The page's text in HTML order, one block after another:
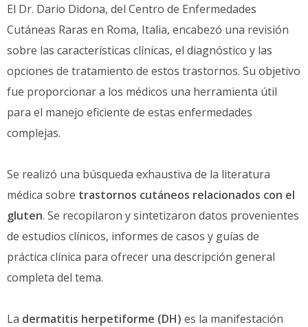
El Dr. Dario Didona, del Centro de Enfermedades
Cutáneas Raras en Roma, Italia, encabezó una revisión
sobre las características clínicas, el diagnóstico y las
opciones de tratamiento de estos trastornos. Su objetivo
fue proporcionar a los médicos una herramienta útil
para el manejo eficiente de estas enfermedades
complejas.
Se realizó una búsqueda exhaustiva de la literatura
médica sobre trastornos cutáneos relacionados con el
gluten. Se recopilaron y sintetizaron datos provenientes
de estudios clínicos, informes de casos y guías de
práctica clínica para ofrecer una descripción general
completa del tema.
La dermatitis herpetiforme (DH) es la manifestación